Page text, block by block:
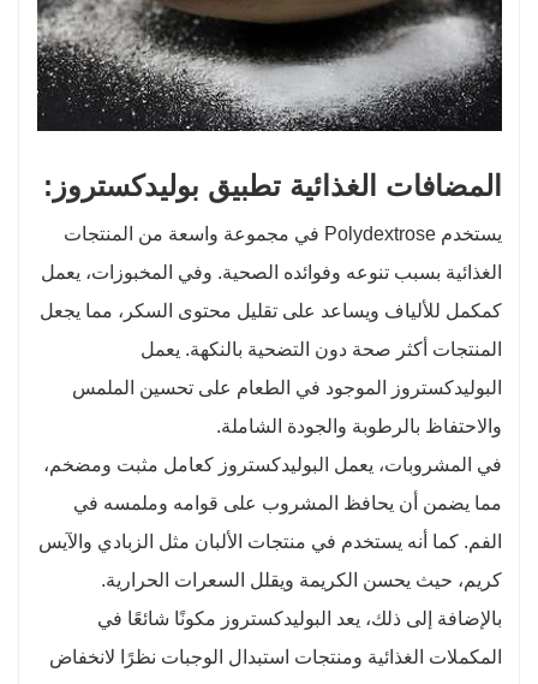
المضافات الغذائية تطبيق بوليدكستروز:
يستخدم Polydextrose في مجموعة واسعة من المنتجات
الغذائية بسبب تنوعه وفوائده الصحية. وفي المخبوزات، يعمل
كمكمل للألياف ويساعد على تقليل محتوى السكر، مما يجعل
المنتجات أكثر صحة دون التضحية بالنكهة. يعمل
البوليدكستروز الموجود في الطعام على تحسين الملمس
والاحتفاظ بالرطوبة والجودة الشاملة.
في المشروبات، يعمل البوليدكستروز كعامل مثبت ومضخم،
مما يضمن أن يحافظ المشروب على قوامه وملمسه في
الفم. كما أنه يستخدم في منتجات الألبان مثل الزبادي والآيس
كريم، حيث يحسن الكريمة ويقلل السعرات الحرارية.
بالإضافة إلى ذلك، يعد البوليدكستروز مكونًا شائعًا في
المكملات الغذائية ومنتجات استبدال الوجبات نظرًا لانخفاض